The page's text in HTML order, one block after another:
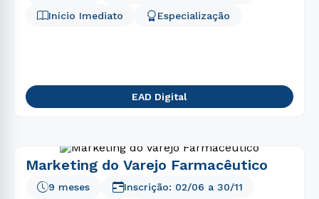
Início Imediato Especialização
EAD Digital
Marketing do Varejo Farmacêutico
9 meses
Inscrição: 02/06 a 30/11